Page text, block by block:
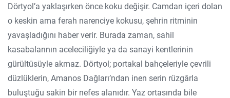
Dörtyol’a yaklaşırken önce koku değişir. Camdan içeri dolan
o keskin ama ferah narenciye kokusu, şehrin ritminin
yavaşladığını haber verir. Burada zaman, sahil
kasabalarının aceleciliğiyle ya da sanayi kentlerinin
gürültüsüyle akmaz. Dörtyol; portakal bahçeleriyle çevrili
düzlüklerin, Amanos Dağları’ndan inen serin rüzgârla
buluştuğu sakin bir nefes alanıdır. Yaz ortasında bile